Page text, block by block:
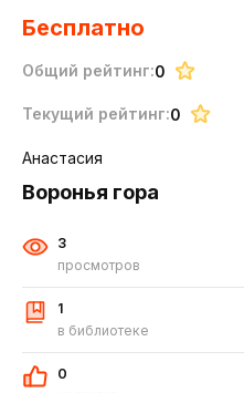
Анастасия
Воронья гора
3
просмотров
1
в библиотеке
0
Бесплатно
Общий рейтинг:0
Текущий рейтинг:0